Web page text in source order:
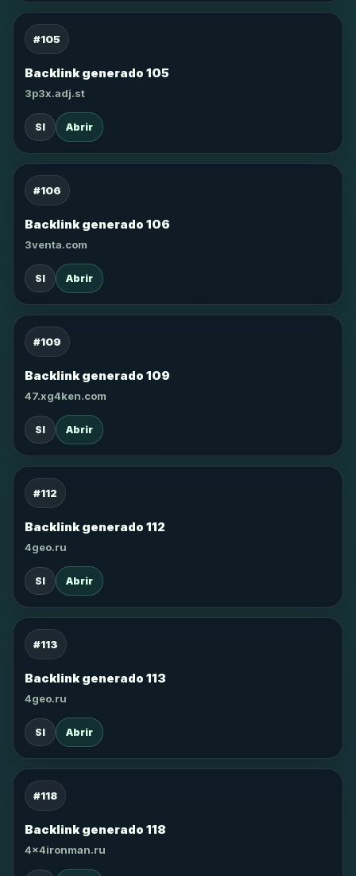
#105
Backlink generado 105
3p3x.adj.st
SI Abrir
#106
Backlink generado 106
3venta.com
SI Abrir
#109
Backlink generado 109
47.xg4ken.com
SI Abrir
#112
Backlink generado 112
4geo.ru
SI Abrir
#113
Backlink generado 113
4geo.ru
SI Abrir
#118
Backlink generado 118
4x4ironman.ru